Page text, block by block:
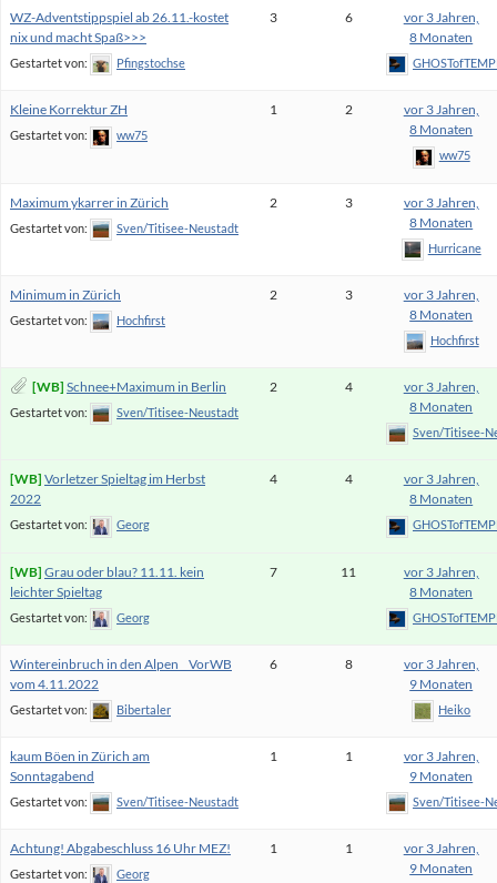
WZ-Adventstippspiel ab 26.11.-kostet
nix und macht Spaß>>>
Gestartet von: Pfingstochse
3 6
vor 3 Jahren,
8 Monaten
Kleine Korrektur ZH
Gestartet von: ww75
1 2
vor 3 Jahren,
8 Monaten
ww75
Maximum ykarrer in Zürich
Gestartet von: Sven/Titisee-Neustadt
2 3
vor 3 Jahren,
8 Monaten
Hurricane
Minimum in Zürich
Gestartet von: Hochfirst
2 3
vor 3 Jahren,
8 Monaten
Hochfirst
Schnee+Maximum in Berlin
Gestartet von: Sven/Titisee-Neustadt
2 4
vor 3 Jahren,
8 Monaten
Sven/Titisee-
Vorletzer Spieltag im Herbst
2022
Gestartet von: Georg
4 4
vor 3 Jahren,
8 Monaten
Grau oder blau? 11.11. kein
leichter Spieltag
Gestartet von: Georg
7 11
vor 3 Jahren,
8 Monaten
Wintereinbruch in den Alpen _ VorWB
vom 4.11.2022
Gestartet von: Bibertaler
6 8
vor 3 Jahren,
9 Monaten
Heiko
kaum Böen in Zürich am
Sonntagabend
Gestartet von: Sven/Titisee-Neustadt
1 1
vor 3 Jahren,
9 Monaten
Sven/Titisee-
Achtung! Abgabeschluss 16 Uhr MEZ!
Gestartet von: Georg
1 1
vor 3 Jahren,
9 Monaten